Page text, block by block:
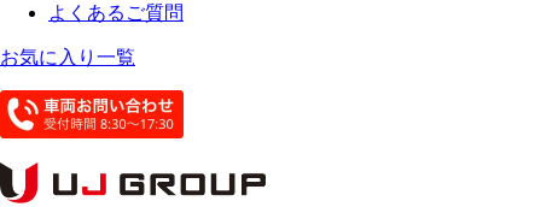
よくあるご質問
お気に入り一覧